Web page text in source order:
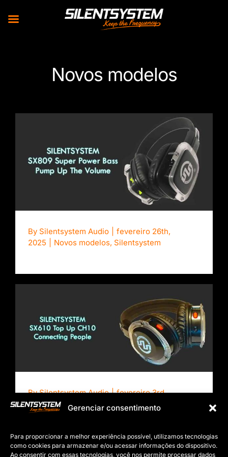
Gerenciar consentimento
Para proporcionar a melhor experiência possível, utilizamos tecnologias
como cookies para armazenar e/ou acessar informações do dispositivo.
Ao consentir com essas tecnologias, você nos permite processar dados
Novos modelos
Auscultadores SX809 Super Power Bass
By Silentsystem Audio
fevereiro 26th,
2025
Novos modelos, Silentsystem
Auscultadores 10 Canais SX610 Top Up
BySilentsystem Audio | fevereiro 3rd,
2025 | Novos modelos , Silentsystem